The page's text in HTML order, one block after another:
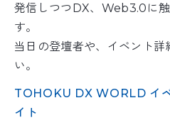
発信しつつDX、Web3.0に
す。
当日の登壇者や、イベント詳
い。
TOHOKU DX WORLD イ
イト